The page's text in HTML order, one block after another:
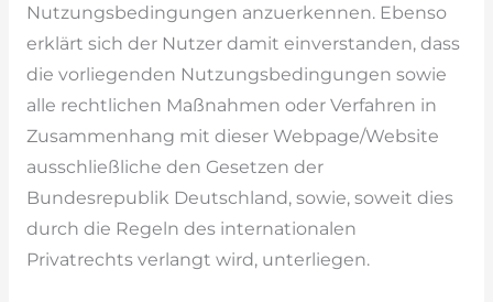
Nutzungsbedingungen anzuerkennen. Ebenso
erklärt sich der Nutzer damit einverstanden, dass
die vorliegenden Nutzungsbedingungen sowie
alle rechtlichen Maßnahmen oder Verfahren in
Zusammenhang mit dieser Webpage/Website
ausschließliche den Gesetzen der
Bundesrepublik Deutschland, sowie, soweit dies
durch die Regeln des internationalen
Privatrechts verlangt wird, unterliegen.